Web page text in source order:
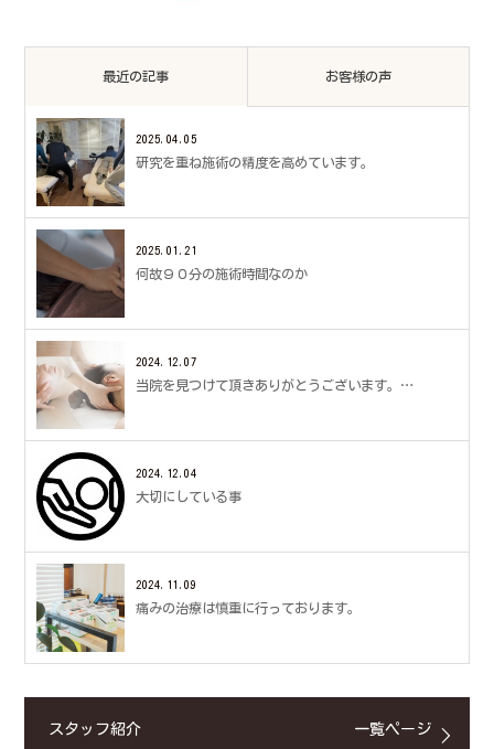
最近の記事 お客様の声
2025.04.05
研究を重ね施術の精度を高めています。
2025.01.21
何故９０分の施術時間なのか
2024.12.07
当院を見つけて頂きありがとうございます。…
2024.12.04
大切にしている事
2024.11.09
痛みの治療は慎重に行っております。
スタッフ紹介 一覧ページ